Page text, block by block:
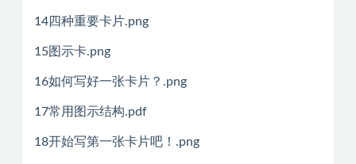
14四种重要卡片.png
15图示卡.png
16如何写好一张卡片？.png
17常用图示结构.pdf
18开始写第一张卡片吧！.png